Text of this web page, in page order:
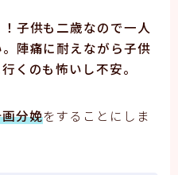
子供も二歳なので一人
陣痛に耐えながら子供
くのも怖いし不安。
分娩をすることにしま